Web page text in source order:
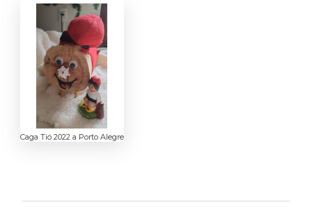
Caga Tió 2022 a Porto Alegre